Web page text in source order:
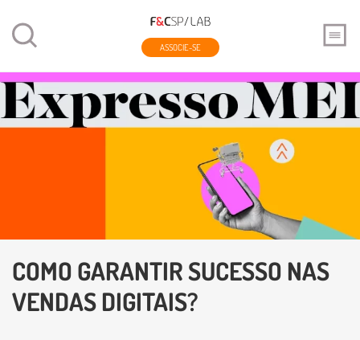
ASSOCIE-SE
COMO GARANTIR SUCESSO NAS
VENDAS DIGITAIS?